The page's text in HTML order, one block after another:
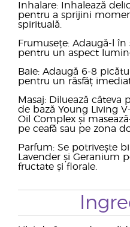
Inhalare: Inhalează
pentru a sprijini
spirituală.
Frumusețe: Adaugă-l
pentru un aspect
Baie: Adaugă 6-8
pentru un răsfăț
Masaj: Diluează
de bază Young Living
Oil Complex și
pe ceafă sau pe zona
Parfum: Se potrivește
Lavender și Geranium
fructate și florale.